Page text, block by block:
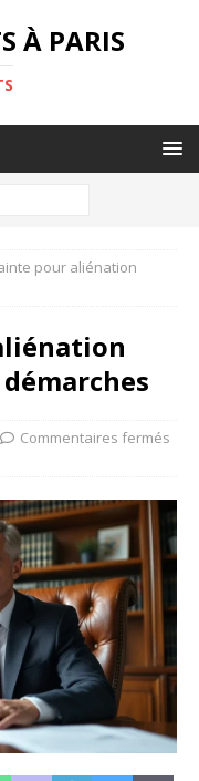
À PARIS
pour aliénation
Commentaires fermés